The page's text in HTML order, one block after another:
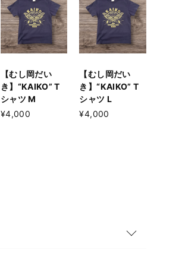
【むし岡だい
き】“KAIKO” T
シャツ M
¥4,000
【むし岡だい
き】“KAIKO” T
シャツ L
¥4,000